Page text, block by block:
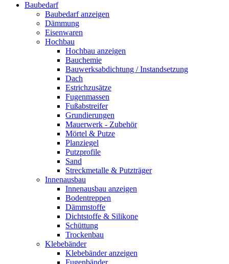
Baubedarf
Baubedarf anzeigen
Dämmung
Eisenwaren
Hochbau
Hochbau anzeigen
Bauchemie
Bauwerksabdichtung / Instandsetzung
Dach
Estrichzusätze
Fugenmassen
Fußabstreifer
Grundierungen
Mauerwerk - Zubehör
Mörtel & Putze
Planziegel
Putzprofile
Sand
Streckmetalle & Putzträger
Innenausbau
Innenausbau anzeigen
Bodentreppen
Dämmstoffe
Dichtstoffe & Silikone
Schüttung
Trockenbau
Klebebänder
Klebebänder anzeigen
Fugenbänder